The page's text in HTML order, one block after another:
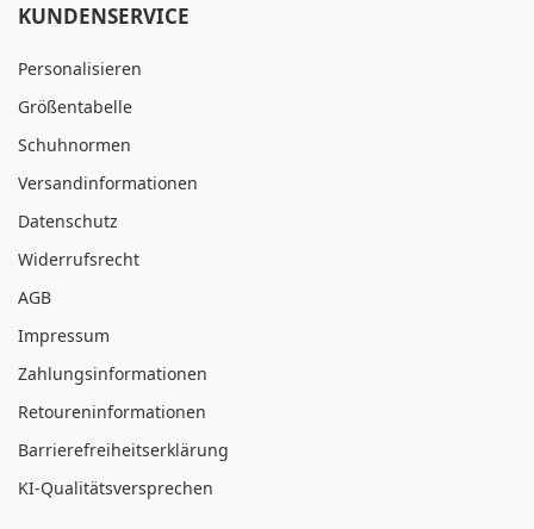
KUNDENSERVICE
Personalisieren
Größentabelle
Schuhnormen
Versandinformationen
Datenschutz
Widerrufsrecht
AGB
Impressum
Zahlungsinformationen
Retoureninformationen
Barrierefreiheitserklärung
KI-Qualitätsversprechen